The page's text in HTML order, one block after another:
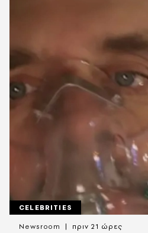
CELEBRITIES
Newsroom πριν 21 ώρες